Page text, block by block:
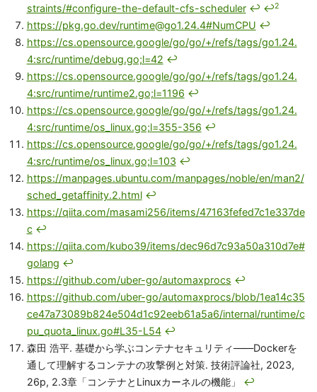
straints/#configure-the-default-cfs-scheduler ↩ ↩2
https://pkg.go.dev/runtime@go1.24.4#NumCPU ↩
https://cs.opensource.google/go/go/+/refs/tags/go1.24.
4:src/runtime/debug.go;l=42 ↩
https://cs.opensource.google/go/go/+/refs/tags/go1.24.
4:src/runtime/runtime2.go;l=1196 ↩
https://cs.opensource.google/go/go/+/refs/tags/go1.24.
4:src/runtime/os_linux.go;l=355-356 ↩
https://cs.opensource.google/go/go/+/refs/tags/go1.24.
4:src/runtime/os_linux.go;l=103 ↩
https://manpages.ubuntu.com/manpages/noble/en/man2/
sched_getaffinity.2.html ↩
https://qiita.com/masami256/items/47163fefed7c1e337de
c ↩
https://qiita.com/kubo39/items/dec96d7c93a50a310d7e#
golang ↩
https://github.com/uber-go/automaxprocs ↩
https://github.com/uber-go/automaxprocs/blob/1ea14c35
ce47a73089b824e504d1c92eeb61a5a6/internal/runtime/c
pu_quota_linux.go#L35-L54 ↩
森田 浩平. 基礎から学ぶコンテナセキュリティ――Dockerを
通して理解するコンテナの攻撃例と対策. 技術評論社, 2023,
26p, 2.3章「コンテナとLinuxカーネルの機能」 ↩